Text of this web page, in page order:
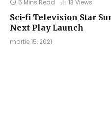
5 Mins Read
13 Views
Sci-fi Television Star
Next Play Launch
martie 15, 2021